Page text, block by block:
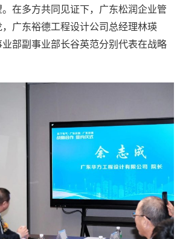
在多方共同见证下，广东松润企业管
广东裕德工程设计公司总经理林瑛
部副事业部长谷英范分别代表在战略